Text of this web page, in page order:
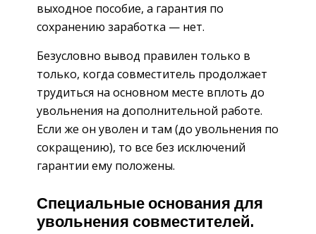
выходное пособие, а гарантия по
сохранению заработка — нет.
Безусловно вывод правилен только в
только, когда совместитель продолжает
трудиться на основном месте вплоть до
увольнения на дополнительной работе.
Если же он уволен и там (до увольнения по
сокращению), то все без исключений
гарантии ему положены.
Специальные основания для
увольнения совместителей.